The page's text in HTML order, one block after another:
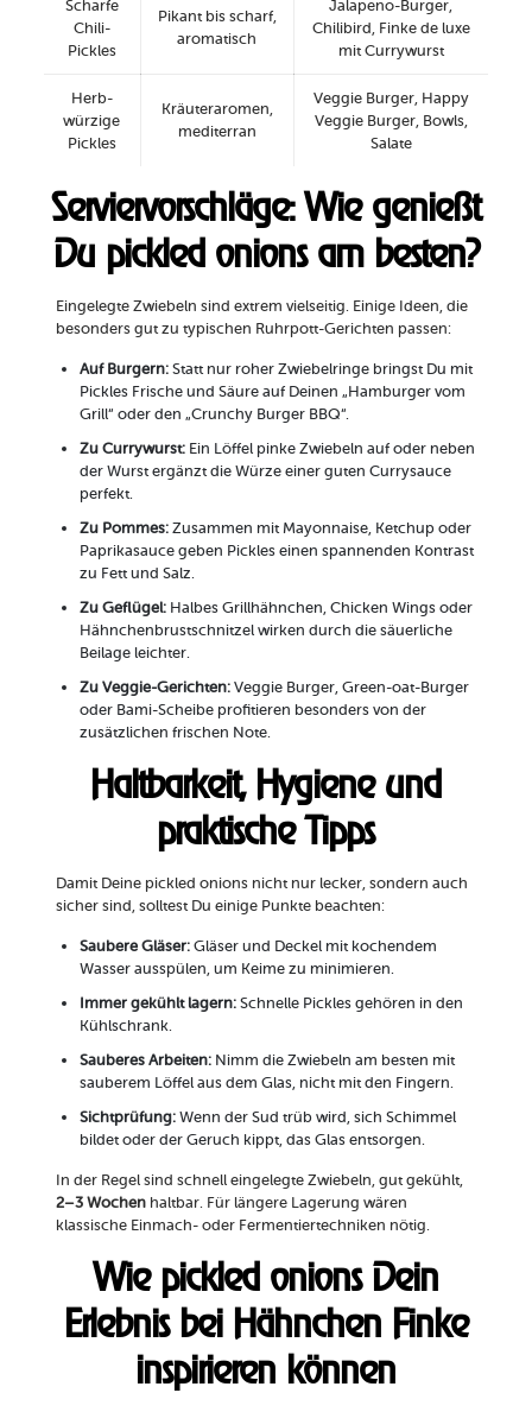
Scharfe
Chili-
Pickles
Pikant bis scharf,
aromatisch
Jalapeno-Burger,
Chilibird, Finke de luxe
mit Currywurst
Herb-
würzige
Pickles
Kräuteraromen,
mediterran
Veggie Burger, Happy
Veggie Burger, Bowls,
Salate
Serviervorschläge: Wie genießt
Du pickled onions am besten?
Eingelegte Zwiebeln sind extrem vielseitig. Einige Ideen, die
besonders gut zu typischen Ruhrpott-Gerichten passen:
Auf Burgern:Statt nur roher Zwiebelringe bringst Du mit
Pickles Frische und Säure auf Deinen „Hamburger vom
Grill“ oder den „Crunchy Burger BBQ“.
Zu Currywurst:Ein Löffel pinke Zwiebeln auf oder neben
der Wurst ergänzt die Würze einer guten Currysauce
perfekt.
Zu Pommes:Zusammen mit Mayonnaise, Ketchup oder
Paprikasauce geben Pickles einen spannenden Kontrast
zu Fett und Salz.
Zu Geflügel:Halbes Grillhähnchen, Chicken Wings oder
Hähnchenbrustschnitzel wirken durch die säuerliche
Beilage leichter.
Zu Veggie-Gerichten:Veggie Burger, Green-oat-Burger
oder Bami-Scheibe profitieren besonders von der
zusätzlichen frischen Note.
Haltbarkeit, Hygiene und
praktische Tipps
Damit Deine pickled onions nicht nur lecker, sondern auch
sicher sind, solltest Du einige Punkte beachten:
Saubere Gläser:Gläser und Deckel mit kochendem
Wasser ausspülen, um Keime zu minimieren.
Immer gekühlt lagern:Schnelle Pickles gehören in den
Kühlschrank.
Sauberes Arbeiten:Nimm die Zwiebeln am besten mit
sauberem Löffel aus dem Glas, nicht mit den Fingern.
Sichtprüfung:Wenn der Sud trüb wird, sich Schimmel
bildet oder der Geruch kippt, das Glas entsorgen.
In der Regel sind schnell eingelegte Zwiebeln, gut gekühlt,
2–3 Wochenhaltbar. Für längere Lagerung wären
klassische Einmach- oder Fermentiertechniken nötig.
Wie pickled onions Dein
Erlebnis bei Hähnchen Finke
inspirieren können